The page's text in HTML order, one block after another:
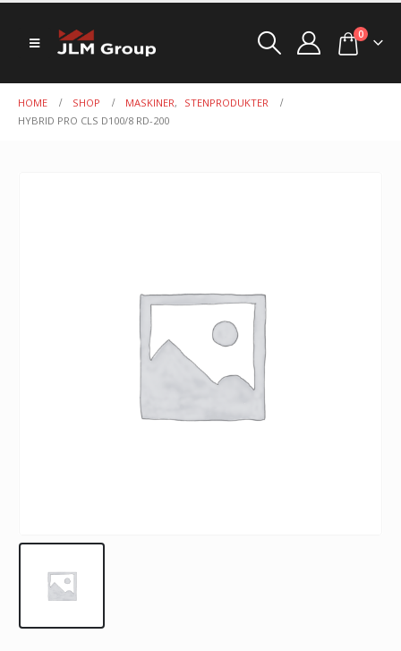
0
HOME SHOP MASKINER,
STENPRODUKTER
HYBRID PRO CLS D100/8 RD-200